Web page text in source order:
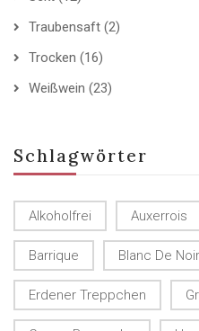
Traubensaft (2)
Trocken (16)
Weißwein (23)
Schlagwörter
Alkoholfrei Auxerrois
Barrique Blanc De Noir
Erdener Treppchen